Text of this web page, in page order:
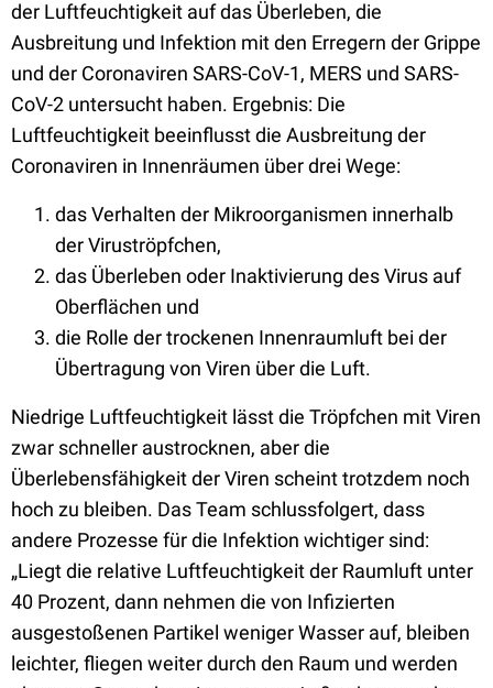
der Luftfeuchtigkeit auf das Überleben, die
Ausbreitung und Infektion mit den Erregern der Grippe
und der Coronaviren SARS-CoV-1, MERS und SARS-
CoV-2 untersucht haben. Ergebnis: Die
Luftfeuchtigkeit beeinflusst die Ausbreitung der
Coronaviren in Innenräumen über drei Wege:
das Verhalten der Mikroorganismen innerhalb
der Viruströpfchen,
das Überleben oder Inaktivierung des Virus auf
Oberflächen und
die Rolle der trockenen Innenraumluft bei der
Übertragung von Viren über die Luft.
Niedrige Luftfeuchtigkeit lässt die Tröpfchen mit Viren
zwar schneller austrocknen, aber die
Überlebensfähigkeit der Viren scheint trotzdem noch
hoch zu bleiben. Das Team schlussfolgert, dass
andere Prozesse für die Infektion wichtiger sind:
„Liegt die relative Luftfeuchtigkeit der Raumluft unter
40 Prozent, dann nehmen die von Infizierten
ausgestoßenen Partikel weniger Wasser auf, bleiben
leichter, fliegen weiter durch den Raum und werden